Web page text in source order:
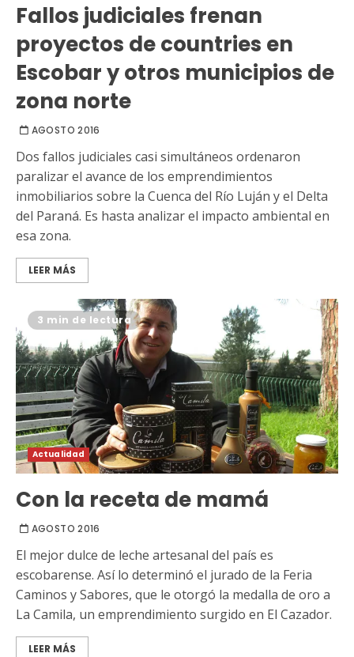
Fallos judiciales frenan
proyectos de countries en
Escobar y otros municipios de
zona norte
AGOSTO 2016
Dos fallos judiciales casi simultáneos ordenaron
paralizar el avance de los emprendimientos
inmobiliarios sobre la Cuenca del Río Luján y el Delta
del Paraná. Es hasta analizar el impacto ambiental en
esa zona.
LEER MÁS
3 min de lectura
Actualidad
Con la receta de mamá
AGOSTO 2016
El mejor dulce de leche artesanal del país es
escobarense. Así lo determinó el jurado de la Feria
Caminos y Sabores, que le otorgó la medalla de oro a
La Camila, un emprendimiento surgido en El Cazador.
LEER MÁS